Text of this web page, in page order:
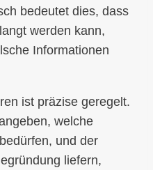
bedeutet dies, dass
werden kann,
Informationen
ist präzise geregelt.
welche
und der
liefern,